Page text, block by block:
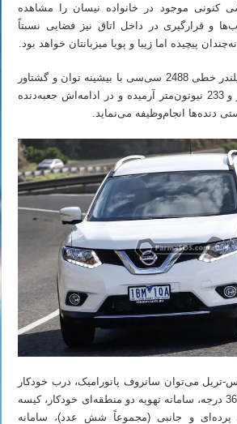
موجود در خانواده نیسان را مشاهده
و قرارگیری در داخل اتاق نیز فضایی نسبتاً
پیچیده اما زیبا و پویا میزبانتان خواهد بود.
زیر کاپوت بلوک چهار سیلندر خطی 2488 سی‌سی با بیشینه توان و گشتاور
به ترتیب 171 اسب بخار و 233 نیوتون‌متر آرمیده و در ادامه‌اش جعبه‌دنده
تریل می‌توان سانروف پانورامیک، درب خودکار
صندوق بار، دوربین دید 360 درجه، سامانه تهویه دو منطقه‌ای خودکار، کیسه
پرده‌ای و جانبی (مجموعاً شش عدد)، سامانه